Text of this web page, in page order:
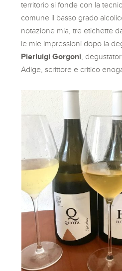
territorio si fonde con la
comune il basso grado
notazione mia, tre etichette
le mie impressioni dopo la
Pierluigi Gorgoni ,
Adige, scrittore e critico